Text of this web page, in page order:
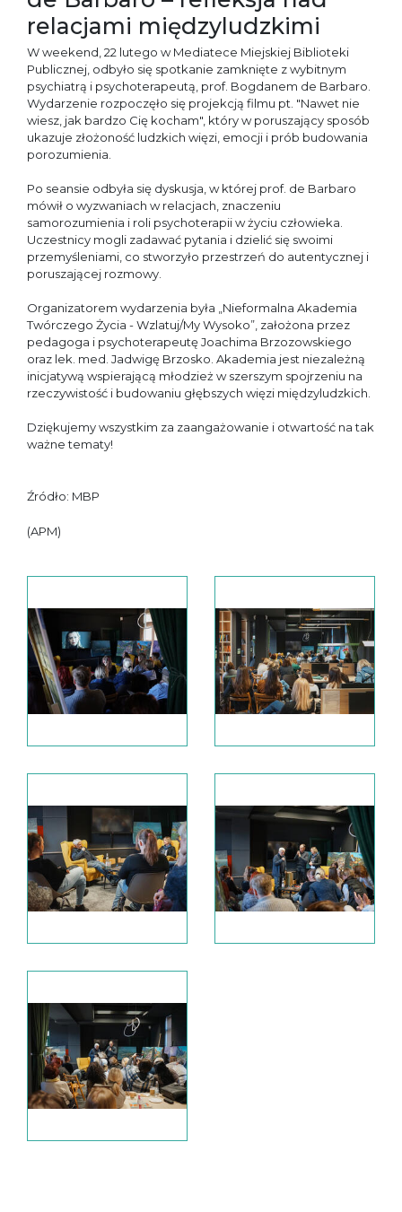
relacjami międzyludzkimi
W weekend, 22 lutego w Mediatece Miejskiej Biblioteki
Publicznej, odbyło się spotkanie zamknięte z wybitnym
psychiatrą i psychoterapeutą, prof. Bogdanem de Barbaro.
Wydarzenie rozpoczęło się projekcją filmu pt. "Nawet nie
wiesz, jak bardzo Cię kocham", który w poruszający sposób
ukazuje złożoność ludzkich więzi, emocji i prób budowania
porozumienia.
Po seansie odbyła się dyskusja, w której prof. de Barbaro
mówił o wyzwaniach w relacjach, znaczeniu
samorozumienia i roli psychoterapii w życiu człowieka.
Uczestnicy mogli zadawać pytania i dzielić się swoimi
przemyśleniami, co stworzyło przestrzeń do autentycznej i
poruszającej rozmowy.
Organizatorem wydarzenia była „Nieformalna Akademia
Twórczego Życia - Wzlatuj/My Wysoko”, założona przez
pedagoga i psychoterapeutę Joachima Brzozowskiego
oraz lek. med. Jadwigę Brzosko. Akademia jest niezależną
inicjatywą wspierającą młodzież w szerszym spojrzeniu na
rzeczywistość i budowaniu głębszych więzi międzyludzkich.
Dziękujemy wszystkim za zaangażowanie i otwartość na tak
ważne tematy!
Źródło: MBP
(APM)